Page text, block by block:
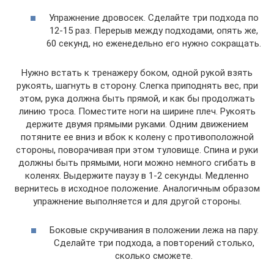
Упражнение дровосек. Сделайте три подхода по
12-15 раз. Перерыв между подходами, опять же,
60 секунд, но еженедельно его нужно сокращать.
Нужно встать к тренажеру боком, одной рукой взять
рукоять, шагнуть в сторону. Слегка приподнять вес, при
этом, рука должна быть прямой, и как бы продолжать
линию троса. Поместите ноги на ширине плеч. Рукоять
держите двумя прямыми руками. Одним движением
потяните ее вниз и вбок к колену с противоположной
стороны, поворачивая при этом туловище. Спина и руки
должны быть прямыми, ноги можно немного сгибать в
коленях. Выдержите паузу в 1-2 секунды. Медленно
вернитесь в исходное положение. Аналогичным образом
упражнение выполняется и для другой стороны.
Боковые скручивания в положении лежа на пару.
Сделайте три подхода, а повторений столько,
сколько сможете.